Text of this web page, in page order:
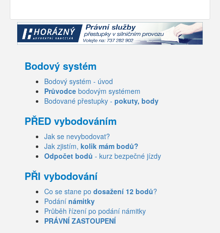
Bodový systém
Bodový systém - úvod
Průvodce bodovým systémem
Bodované přestupky - pokuty, body
PŘED vybodováním
Jak se nevybodovat?
Jak zjistím, kolik mám bodů?
Odpočet bodů - kurz bezpečné jízdy
PŘI vybodování
Co se stane po dosažení 12 bodů?
Podání námitky
Průběh řízení po podání námitky
PRÁVNÍ ZASTOUPENÍ